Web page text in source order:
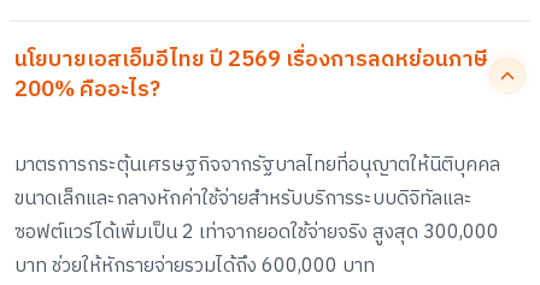
นโยบายเอสเอ็มอีไทย ปี 2569 เรื่องการลดหย่อนภาษี
200% คืออะไร?
มาตรการกระตุ้นเศรษฐกิจจากรัฐบาลไทยที่อนุญาตให้นิติบุคคล
ขนาดเล็กและกลางหักค่าใช้จ่ายสำหรับบริการระบบดิจิทัลและ
ซอฟต์แวร์ได้เพิ่มเป็น 2 เท่าจากยอดใช้จ่ายจริง สูงสุด 300,000
บาท ช่วยให้หักรายจ่ายรวมได้ถึง 600,000 บาท